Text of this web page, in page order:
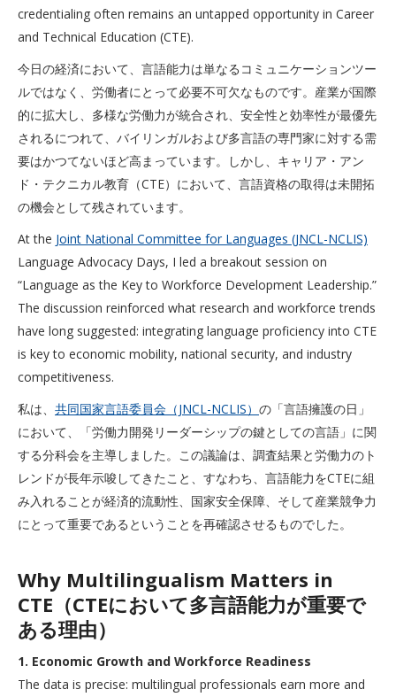
credentialing often remains an untapped opportunity in Career
and Technical Education (CTE).
今日の経済において、言語能力は単なるコミュニケーションツー
ルではなく、労働者にとって必要不可欠なものです。産業が国際
的に拡大し、多様な労働力が統合され、安全性と効率性が最優先
されるにつれて、バイリンガルおよび多言語の専門家に対する需
要はかつてないほど高まっています。しかし、キャリア・アン
ド・テクニカル教育（CTE）において、言語資格の取得は未開拓
の機会として残されています。
At the Joint National Committee for Languages (JNCL-NCLIS)
Language Advocacy Days, I led a breakout session on
“Language as the Key to Workforce Development Leadership.”
The discussion reinforced what research and workforce trends
have long suggested: integrating language proficiency into CTE
is key to economic mobility, national security, and industry
competitiveness.
私は、 共同国家言語委員会（JNCL-NCLIS） の「言語擁護の日」
において、「労働力開発リーダーシップの鍵としての言語」に関
する分科会を主導しました。この議論は、調査結果と労働力のト
レンドが長年示唆してきたこと、すなわち、言語能力をCTEに組
み入れることが経済的流動性、国家安全保障、そして産業競争力
にとって重要であるということを再確認させるものでした。
Why Multilingualism Matters in
CTE（CTEにおいて多言語能力が重要で
ある理由）
1. Economic Growth and Workforce Readiness
The data is precise: multilingual professionals earn more and